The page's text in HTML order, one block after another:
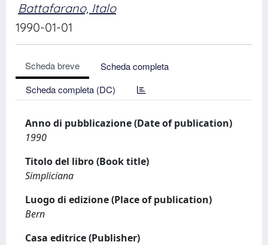
Battafarano, Italo
1990-01-01
Scheda breve
Scheda completa
Scheda completa (DC)
Anno di pubblicazione (Date of publication)
1990
Titolo del libro (Book title)
Simpliciana
Luogo di edizione (Place of publication)
Bern
Casa editrice (Publisher)